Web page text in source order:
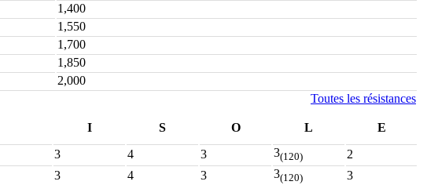
1,400
1,550
1,700
1,850
2,000
Toutes les résistances
I S O L
E
3 4 3 3(120)
2
3 4 3 3(120)
3